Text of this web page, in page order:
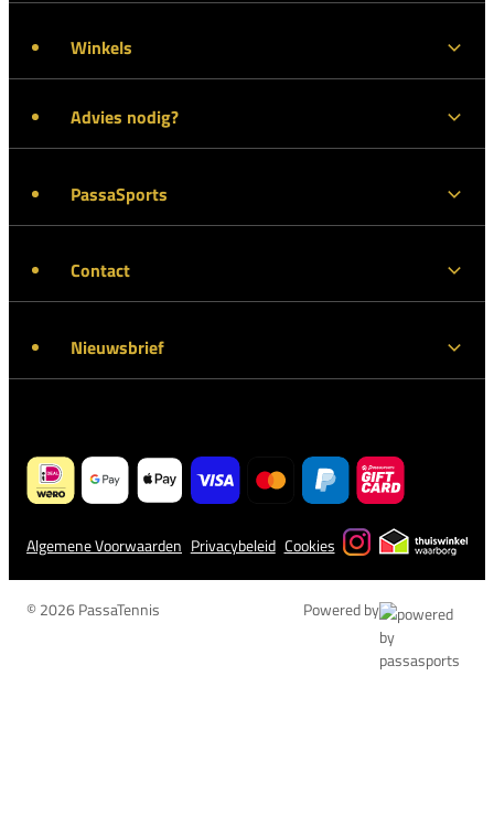
Winkels
Advies nodig?
PassaSports
Contact
Nieuwsbrief
Algemene Voorwaarden Privacybeleid Cookies
© 2026 PassaTennis Powered by